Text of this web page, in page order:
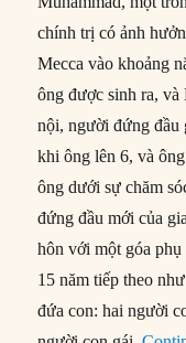
chính trị có ảnh
Mecca vào khoảng
ông được sinh ra, và
nội, người đứng đầu
khi ông lên 6, và
ông dưới sự chăm
đứng đầu mới của
hôn với một góa
15 năm tiếp theo
đứa con: hai người